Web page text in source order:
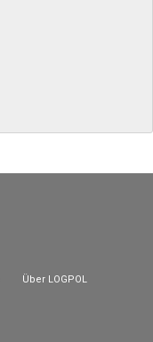
Über LOGPOL